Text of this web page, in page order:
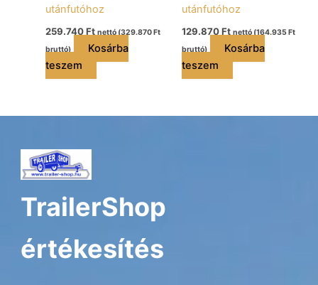
utánfutóhoz
259.740Ft nettó (329.870 Ft
bruttó)
Kosárba
teszem
utánfutóhoz
129.870Ft nettó (164.935 Ft
bruttó)
Kosárba
teszem
TrailerShop
értékesítés